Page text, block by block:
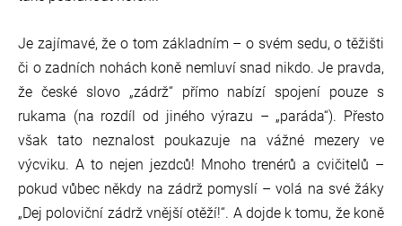
Je zajímavé, že o tom základním – o svém sedu, o těžišti
či o zadních nohách koně nemluví snad nikdo. Je pravda,
že české slovo „zádrž“ přímo nabízí spojení pouze s
rukama (na rozdíl od jiného výrazu – „paráda“). Přesto
však tato neznalost poukazuje na vážné mezery ve
výcviku. A to nejen jezdců! Mnoho trenérů a cvičitelů –
pokud vůbec někdy na zádrž pomyslí – volá na své žáky
„Dej poloviční zádrž vnější otěží!“. A dojde k tomu, že koně